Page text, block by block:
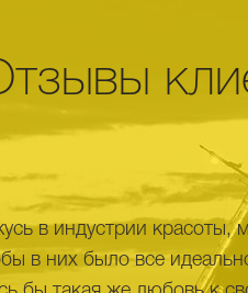
в индустрии
в них было все